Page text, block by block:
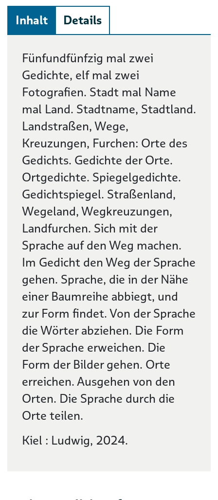
Inhalt Details
Beschreibung
Fünfundfünfzig mal zwei
Gedichte, elf mal zwei
Fotografien. Stadt mal Name
mal Land. Stadtname, Stadtland.
Landstraßen, Wege,
Kreuzungen, Furchen: Orte des
Gedichts. Gedichte der Orte.
Ortgedichte. Spiegelgedichte.
Gedichtspiegel. Straßenland,
Wegeland, Wegkreuzungen,
Landfurchen. Sich mit der
Sprache auf den Weg machen.
Im Gedicht den Weg der Sprache
gehen. Sprache, die in der Nähe
einer Baumreihe abbiegt, und
zur Form findet. Von der Sprache
die Wörter abziehen. Die Form
der Sprache erweichen. Die
Form der Bilder gehen. Orte
erreichen. Ausgehen von den
Orten. Die Sprache durch die
Orte teilen.
Kiel : Ludwig, 2024.